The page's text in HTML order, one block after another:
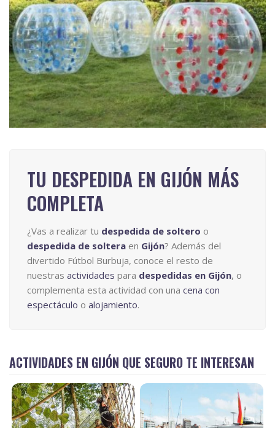
TU DESPEDIDA EN GIJÓN MÁS
COMPLETA
¿Vas a realizar tu despedida de soltero o
despedida de soltera en Gijón? Además del
divertido Fútbol Burbuja, conoce el resto de
nuestras actividades para despedidas en Gijón, o
complementa esta actividad con una cena con
espectáculo o alojamiento.
ACTIVIDADES EN GIJÓN QUE SEGURO TE INTERESAN